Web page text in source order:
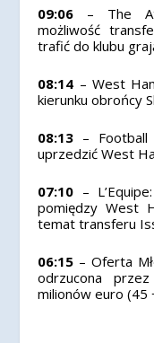
09:06 – The
możliwość
trafić do klubu
08:14 – West
kierunku obrońcy
08:13 – Football
uprzedzić West
07:10 –
pomiędzy West
temat transferu
06:15 – Oferta
odrzucona
milionów euro (45